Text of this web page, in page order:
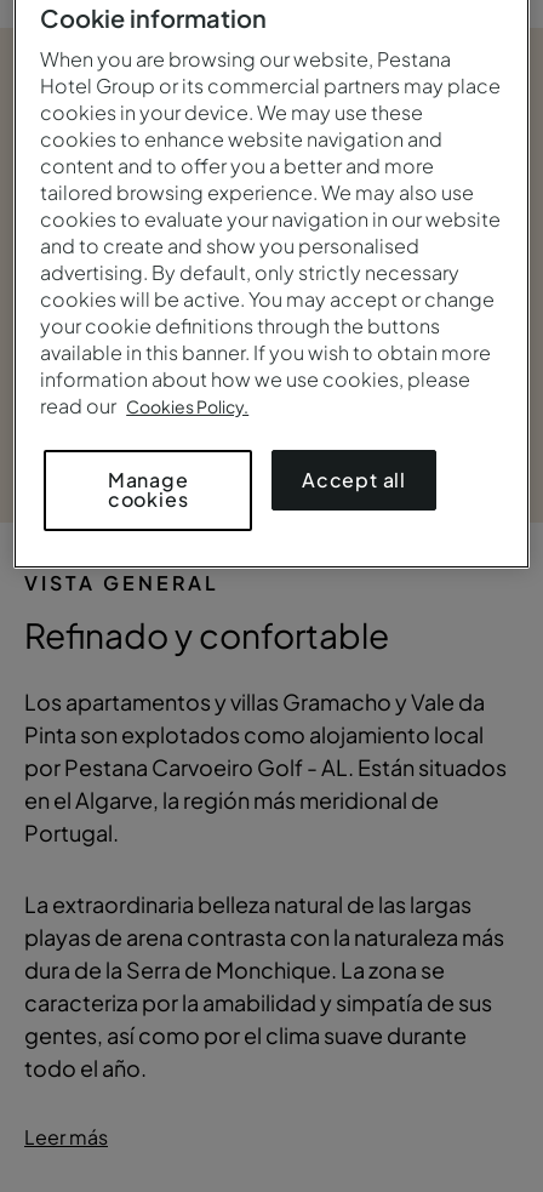
VISTA GENERAL
Refinado y confortable
Los apartamentos y villas Gramacho y Vale da
Pinta son explotados como alojamiento local
por Pestana Carvoeiro Golf - AL. Están situados
en el Algarve, la región más meridional de
Portugal.
La extraordinaria belleza natural de las largas
playas de arena contrasta con la naturaleza más
dura de la Serra de Monchique. La zona se
caracteriza por la amabilidad y simpatía de sus
gentes, así como por el clima suave durante
todo el año.
Leer más
Cookie information
When you are browsing our website, Pestana
Hotel Group or its commercial partners may place
cookies in your device. We may use these
cookies to enhance website navigation and
content and to offer you a better and more
tailored browsing experience. We may also use
cookies to evaluate your navigation in our website
and to create and show you personalised
advertising. By default, only strictly necessary
cookies will be active. You may accept or change
your cookie definitions through the buttons
available in this banner. If you wish to obtain more
information about how we use cookies, please
read our Cookies Policy.
Manage
cookies
Accept all